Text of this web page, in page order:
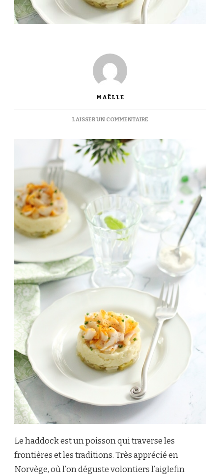
MAËLLE
LAISSER UN COMMENTAIRESUR
PURÉE
SUR
POIREAU
Le haddock est un poisson qui traverse les
frontières et les traditions. Très apprécié en
Norvège, où l’on déguste volontiers l’aiglefin